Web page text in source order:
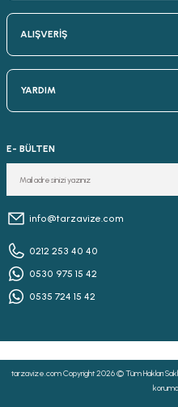
ALIŞVERİŞ
YARDIM
E- BÜLTEN
info@tarzavize.com
0212 253 40 40
0530 975 15 42
0535 724 15 42
tarzavize.com Copyright 2026 © Tüm Hakları
koruma